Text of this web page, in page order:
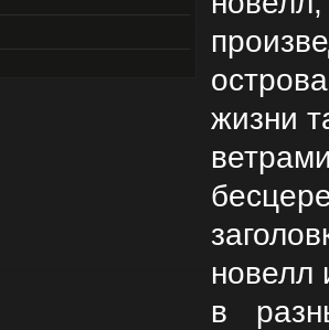
жизни
новелл
в